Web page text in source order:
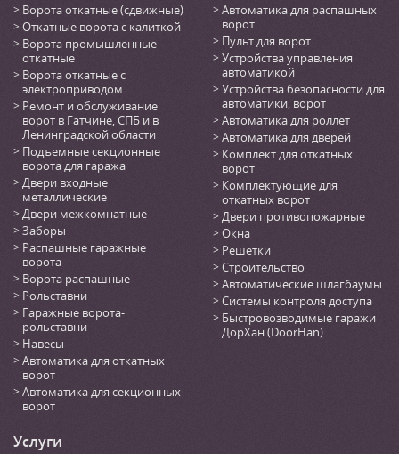
Ворота откатные (сдвижные)
Откатные ворота с калиткой
Ворота промышленные
откатные
Ворота откатные с
электроприводом
Ремонт и обслуживание
ворот в Гатчине, СПБ и в
Ленинградской области
Подъемные секционные
ворота для гаража
Двери входные
металлические
Двери межкомнатные
Заборы
Распашные гаражные
ворота
Ворота распашные
Рольставни
Гаражные ворота-
рольставни
Навесы
Автоматика для откатных
ворот
Автоматика для секционных
ворот
Автоматика для распашных
ворот
Пульт для ворот
Устройства управления
автоматикой
Устройства безопасности для
автоматики, ворот
Автоматика для роллет
Автоматика для дверей
Комплект для откатных
ворот
Комплектующие для
откатных ворот
Двери противопожарные
Окна
Решетки
Строительство
Автоматические шлагбаумы
Системы контроля доступа
Быстровозводимые гаражи
ДорХан (DoorHan)
Услуги